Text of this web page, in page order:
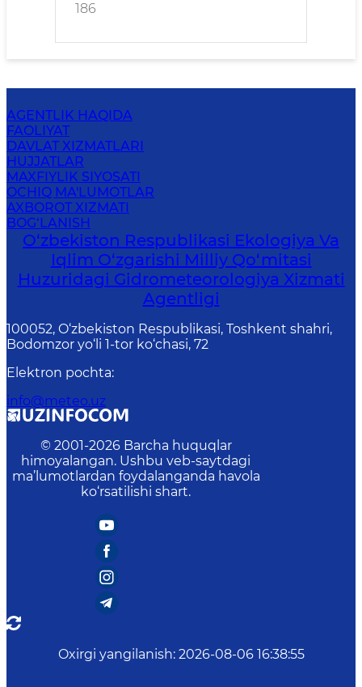
186
AGENTLIK HAQIDA
FAOLIYAT
DAVLAT XIZMATLARI
HUJJATLAR
MAXFIYLIK SIYOSATI
OCHIQ MA'LUMOTLAR
AXBOROT XIZMATI
BOG‘LANISH
O‘zbekiston Respublikasi Ekologiya Va
Iqlim O‘zgarishi Milliy Qo‘mitasi
Huzuridagi Gidrometeorologiya Xizmati
Agentligi
100052, O‘zbekiston Respublikasi, Toshkent shahri,
Bodomzor yo‘li 1-tor ko‘chasi, 72
Elektron pochta:
info@meteo.uz
© 2001-2026 Barcha huquqlar
himoyalangan. Ushbu veb-saytdagi
ma’lumotlardan foydalanganda havola
ko‘rsatilishi shart.
Oxirgi yangilanish: 2026-08-06 16:38:55